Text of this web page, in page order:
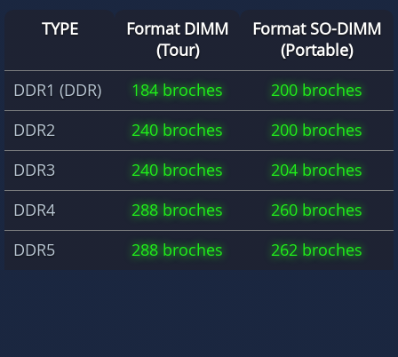
TYPE
Format DIMM
(Tour)
Format SO-DIMM
(Portable)
DDR1 (DDR)
184 broches
200 broches
DDR2
240 broches
200 broches
DDR3
240 broches
204 broches
DDR4
288 broches
260 broches
DDR5
288 broches 262 broches